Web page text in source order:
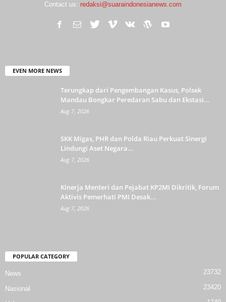
Contact us: redaksi@suaraindonesianews.com
EVEN MORE NEWS
Terungkap dari Pengembangan Kasus, Polsek
Mandau Bongkar Peredaran Sabu dan Ekstasi...
Aug 7, 2026
SKK Migas, PHR dan Polda Riau Perkuat Sinergi
Lindungi Aset Negara...
Aug 7, 2026
Kinerja Menteri dan Pejabat KP2MI Dikritik, Forum
Aktivis Pemerhati PMI Desak...
Aug 7, 2026
POPULAR CATEGORY
News 23732
Nasional 23420